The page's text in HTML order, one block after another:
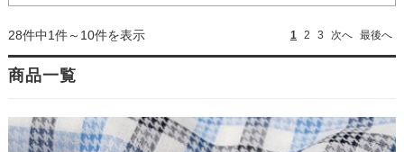
28件中1件～10件を表示 1 2 3 次へ 最後へ
商品一覧